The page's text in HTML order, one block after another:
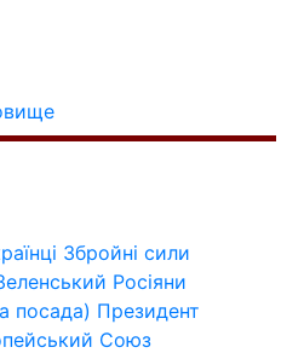
Збройні сили
Росіяни
посада) Президент
Союз